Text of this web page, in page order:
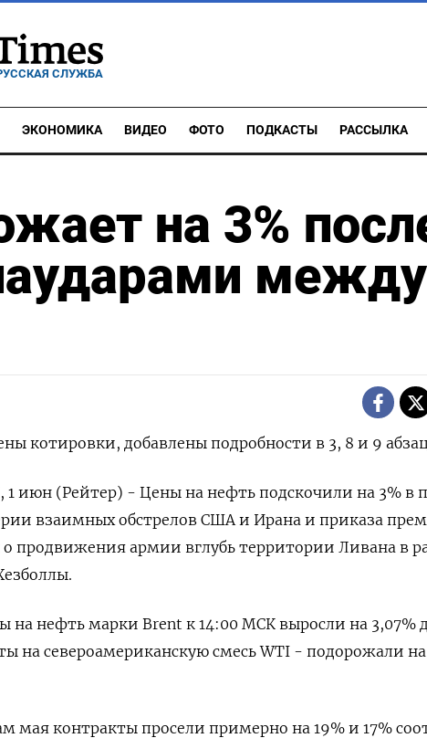
СЛУЖБА
ЭКОНОМИКА ВИДЕО ФОТО ПОДКАСТЫ РАССЫЛКА
на 3%
котировки, добавлены подробности в 3, 8 и 9
июн (Рейтер) - Цены на нефть подскочили на 3% в
взаимных обстрелов США и Ирана и приказа
продвижения армии вглубь территории Ливана в
на нефть ​марки Brent к ​14:00 МСК ​выросли на 3,07%
на североамериканскую смесь WTI - ‌подорожали
мая контракты просели примерно на 19% и 17%